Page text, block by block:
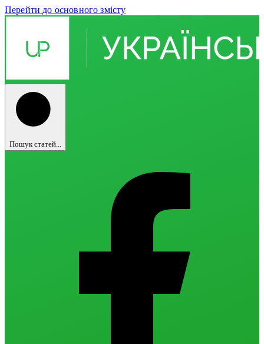
Перейти до основного змісту
Пошук статей...